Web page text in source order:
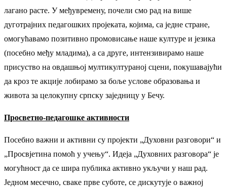
лагано расте. У међувремену, почели смо рад на више
дуготрајних педагошких пројеката, којима, са једне стране,
омогућавамо позитивно промовисање наше културе и језика
(посебно међу младима), а са друге, интензивирамо наше
присуство на овдашњој мултикултураној сцени, покушавајући
да кроз те акције лобирамо за боље услове образовања и
живота за целокупну српску заједницу у Бечу.
Просветно-педагошке активности
Посебно важни и активни су пројекти „Духовни разговори“ и
„Просвјетина помоћ у учењу“. Идеја „Духовних разговора“ је
могућност да се шира публика активно укључи у наш рад.
Једном месечно, сваке прве суботе, се дискутује о важној